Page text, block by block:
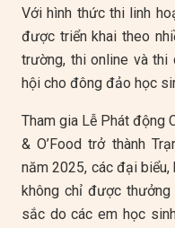
Với hình thức thi linh
được triển khai theo
trường, thi online và
hội cho đông đảo học
Tham gia Lễ Phát động
& O’Food trở thành
năm 2025, các đại biểu,
không chỉ được
sắc do các em học